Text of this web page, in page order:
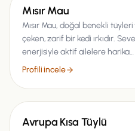
Mısır Mau
Mısır Mau, doğal benekli
çeken, zarif bir kedi ırkıdır.
enerjisiyle aktif ailelere harika…
Profili incele
Avrupa Kısa Tüylü